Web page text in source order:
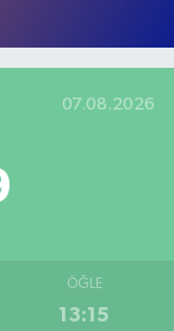
07.08.2026
ÖĞLE
13:15